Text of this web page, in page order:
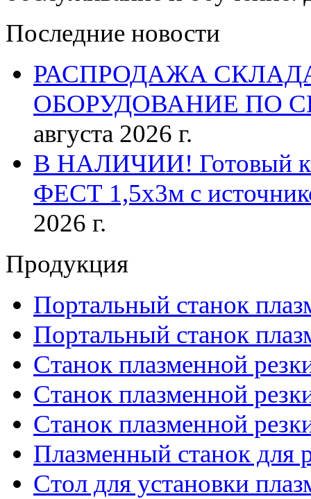
Последние новости
РАСПРОДАЖА
ОБОРУДОВАНИЕ ПО
августа 2026 г.
В НАЛИЧИИ! Готовый к
ФЕСТ 1,5х3м с
2026 г.
Продукция
Портальный станок
Портальный станок
Станок плазменной
Станок плазменной
Станок плазменной
Плазменный станок для
Стол для установки